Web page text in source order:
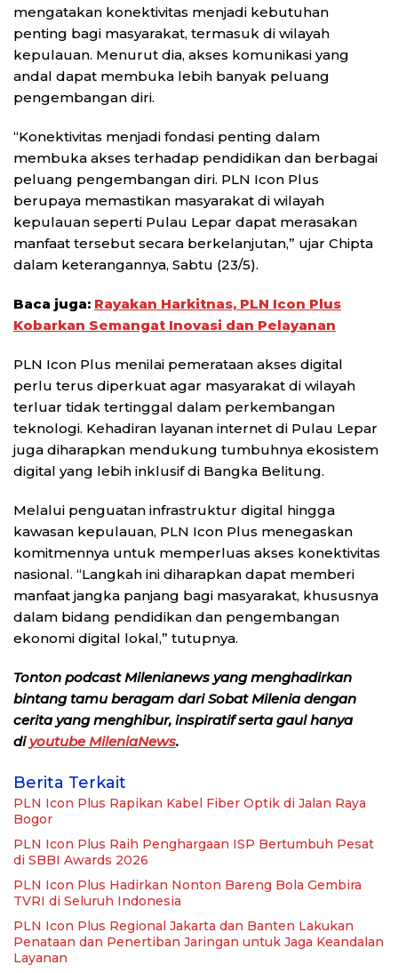
mengatakan konektivitas menjadi kebutuhan
penting bagi masyarakat, termasuk di wilayah
kepulauan. Menurut dia, akses komunikasi yang
andal dapat membuka lebih banyak peluang
pengembangan diri.
“Konektivitas menjadi fondasi penting dalam
membuka akses terhadap pendidikan dan berbagai
peluang pengembangan diri. PLN Icon Plus
berupaya memastikan masyarakat di wilayah
kepulauan seperti Pulau Lepar dapat merasakan
manfaat tersebut secara berkelanjutan,” ujar Chipta
dalam keterangannya, Sabtu (23/5).
Baca juga: Rayakan Harkitnas, PLN Icon Plus
Kobarkan Semangat Inovasi dan Pelayanan
PLN Icon Plus menilai pemerataan akses digital
perlu terus diperkuat agar masyarakat di wilayah
terluar tidak tertinggal dalam perkembangan
teknologi. Kehadiran layanan internet di Pulau Lepar
juga diharapkan mendukung tumbuhnya ekosistem
digital yang lebih inklusif di Bangka Belitung.
Melalui penguatan infrastruktur digital hingga
kawasan kepulauan, PLN Icon Plus menegaskan
komitmennya untuk memperluas akses konektivitas
nasional. “Langkah ini diharapkan dapat memberi
manfaat jangka panjang bagi masyarakat, khususnya
dalam bidang pendidikan dan pengembangan
ekonomi digital lokal,” tutupnya.
Tonton podcast Milenianews yang menghadirkan
bintang tamu beragam dari Sobat Milenia dengan
cerita yang menghibur, inspiratif serta gaul hanya
diyoutube MileniaNews.
Berita Terkait
PLN Icon Plus Rapikan Kabel Fiber Optik di Jalan Raya
Bogor
PLN Icon Plus Raih Penghargaan ISP Bertumbuh Pesat
di SBBI Awards 2026
PLN Icon Plus Hadirkan Nonton Bareng Bola Gembira
TVRI di Seluruh Indonesia
PLN Icon Plus Regional Jakarta dan Banten Lakukan
Penataan dan Penertiban Jaringan untuk Jaga Keandalan
Layanan